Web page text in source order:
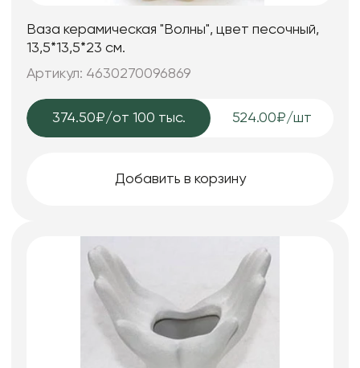
Ваза керамическая "Волны", цвет песочный,
13,5*13,5*23 см.
Артикул: 4630270096869
374.50₽/от 100 тыс. 524.00₽/шт
Добавить в корзину